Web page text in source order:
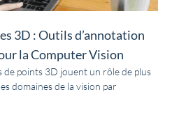
3D : Outils d’annotation
la Computer Vision
de points 3D jouent un rôle de plus
domaines de la vision par